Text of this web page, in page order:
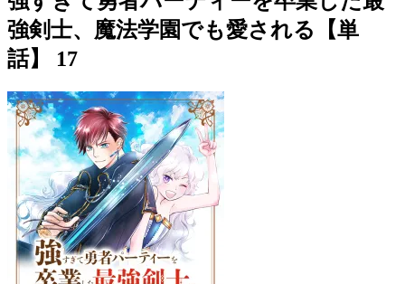
強剣士、魔法学園でも愛される【単
話】 17